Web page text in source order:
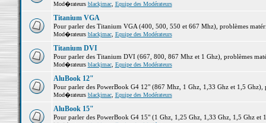
Mod�rateurs blackjmac, Equipe des Modérateurs
Titanium VGA
Pour parler des Titanium VGA (400, 500, 550 et 667 Mhz), problèmes
Mod�rateurs blackjmac, Equipe des Modérateurs
Titanium DVI
Pour parler des Titanium DVI (667, 800, 867 Mhz et 1 Ghz), problèmes
Mod�rateurs blackjmac, Equipe des Modérateurs
AluBook 12"
Pour parler des PowerBook G4 12" (867 Mhz, 1 Ghz, 1,33 Ghz et 1,5 Ghz),
Mod�rateurs blackjmac, Equipe des Modérateurs
AluBook 15"
Pour parler des PowerBook G4 15" (1 Ghz, 1,25 Ghz, 1,33 Ghz, 1,5 Ghz et